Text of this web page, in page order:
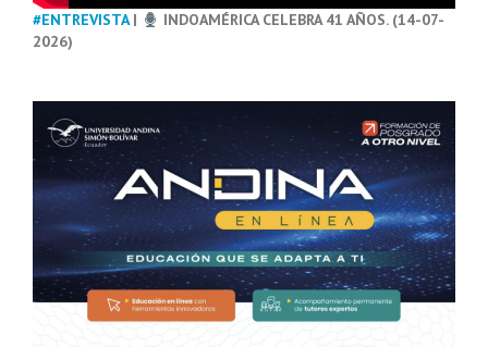
#ENTREVISTA|
INDOAMÉRICA CELEBRA 41 AÑOS. (14-07-
2026)